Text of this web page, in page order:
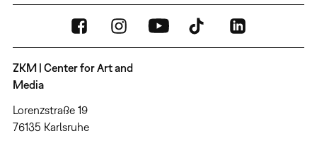
ZKM | Center for Art and
Media
Lorenzstraße 19
76135 Karlsruhe